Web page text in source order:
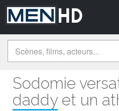
Sodomie
daddy et un